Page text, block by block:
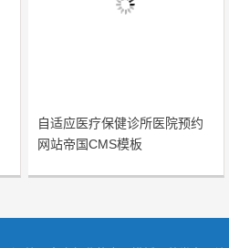
自适应医疗保健诊所医院预约
网站帝国CMS模板